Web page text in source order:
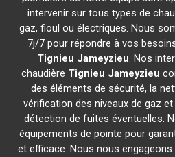
intervenir sur tous types de
gaz, fioul ou électriques. Nous
7j/7 pour répondre à vos
Tignieu Jameyzieu. Nos
chaudière Tignieu Jameyzieu
des éléments de sécurité, la
vérification des niveaux de gaz
détection de fuites éventuelles.
équipements de pointe pour
et efficace. Nous nous